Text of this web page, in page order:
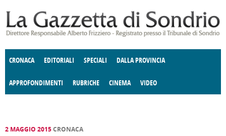
CRONACA EDITORIALI SPECIALI DALLA PROVINCIA
APPROFONDIMENTI
E SPETTACOLI POLITICA
RUBRICHE
DELLE IDEE FATTI DELLO SPIRITO
CINEMA VIDEO
2 MAGGIO 2015CRONACA